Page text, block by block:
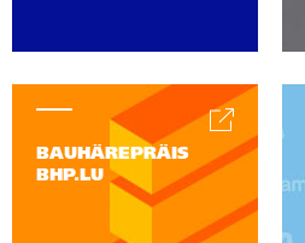
BAUHÄREPRÄIS
BHP.LU